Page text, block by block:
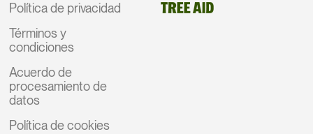
Política de privacidad
Términos y
condiciones
Acuerdo de
procesamiento de
datos
Política de cookies